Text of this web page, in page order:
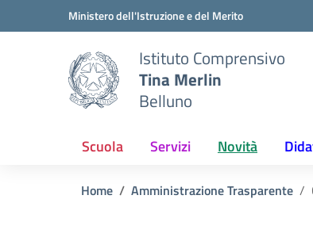
Vai ai contenuti
Vai al menu di navigazioneMinistero dell'Istruzione e del Merito
Istituto Comprensivo
Tina Merlin
Belluno
Scuola Servizi Novità
Home Amministrazione Trasparente